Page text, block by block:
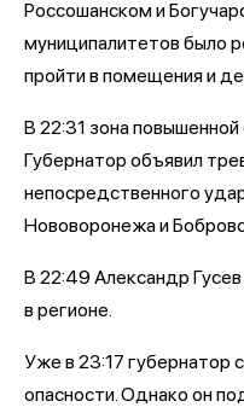
Россошанском и
муниципалитетов было
пройти в помещения и
В 22:31 зона
Губернатор объявил
непосредственного
Нововоронежа и
В 22:49 Александр
в регионе.
Уже в 23:17 губернатор
опасности. Однако он